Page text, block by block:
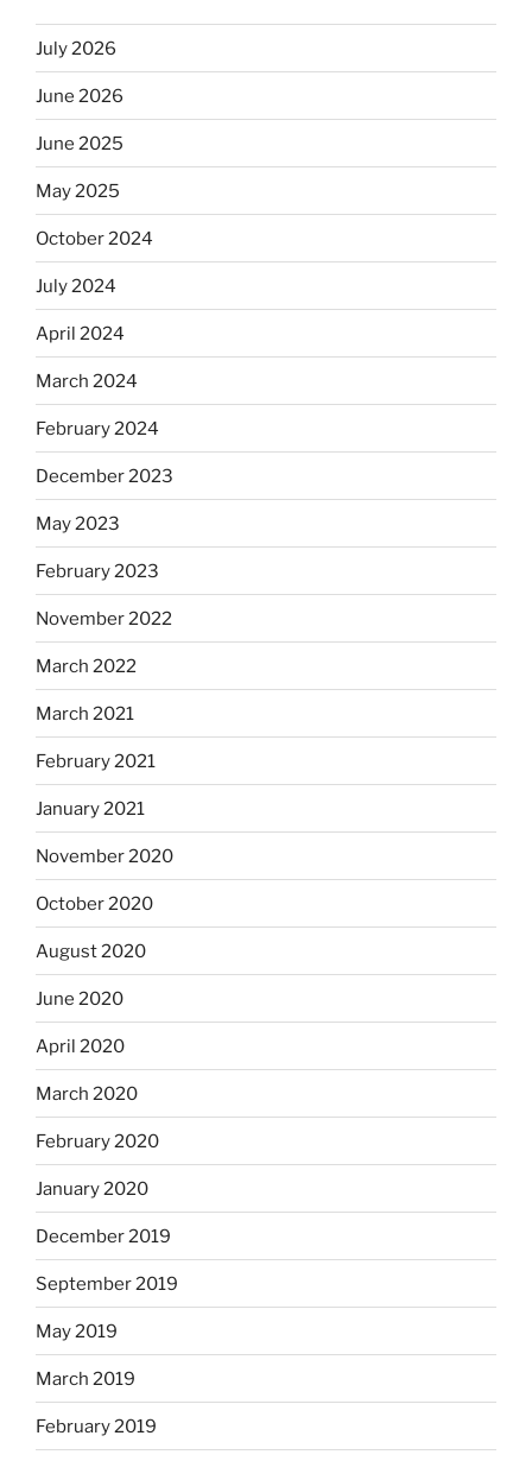
July 2026
June 2026
June 2025
May 2025
October 2024
July 2024
April 2024
March 2024
February 2024
December 2023
May 2023
February 2023
November 2022
March 2022
March 2021
February 2021
January 2021
November 2020
October 2020
August 2020
June 2020
April 2020
March 2020
February 2020
January 2020
December 2019
September 2019
May 2019
March 2019
February 2019